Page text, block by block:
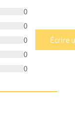
0
0
0
0
0
Écrire